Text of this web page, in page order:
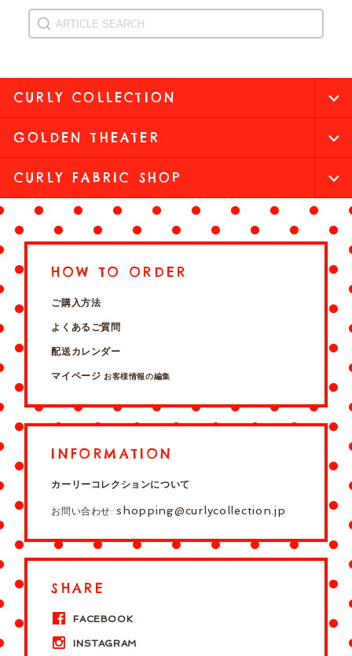
CURLY COLLECTION
GOLDEN THEATER
CURLY FABRIC SHOP
HOW TO ORDER
ご購入方法
よくあるご質問
配送カレンダー
マイページ お客様情報の編集
INFORMATION
カーリーコレクションについて
お問い合わせ:shopping@curlycollection.jp
SHARE
FACEBOOK
INSTAGRAM